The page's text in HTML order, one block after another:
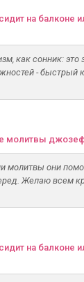
на балконе
как сонник: это
- быстрый
молитвы
молитвы они
Желаю всем
на балконе